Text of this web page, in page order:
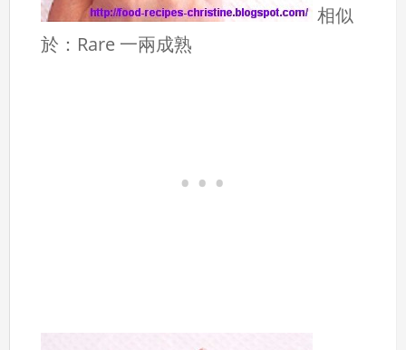
相似
於：Rare 一兩成熟